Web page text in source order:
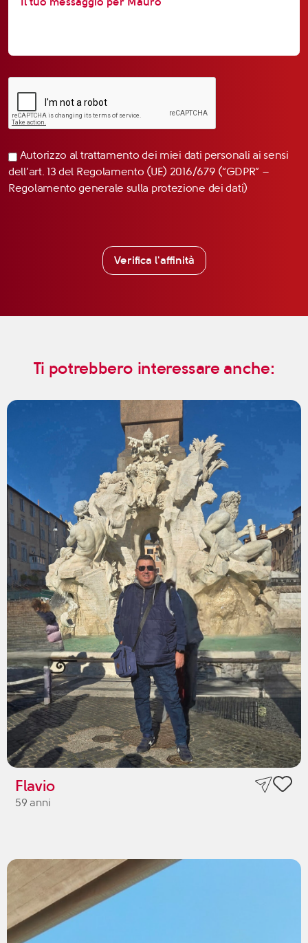
Autorizzo al trattamento dei miei dati personali ai sensi
dell’art. 13 del Regolamento (UE) 2016/679 (“GDPR” –
Regolamento generale sulla protezione dei dati)
Verifica l'affinità
Ti potrebbero interessare anche:
Flavio
59 anni